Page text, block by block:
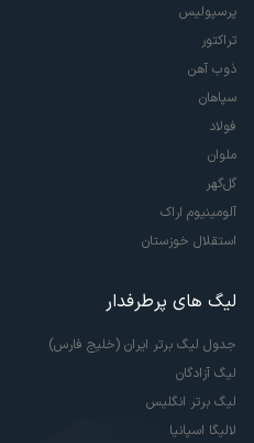
پرسپولیس
تراکتور
ذوب آهن
سپاهان
فولاد
ملوان
گل‌گهر
آلومینیوم اراک
استقلال خوزستان
لیگ های پرطرفدار
جدول لیگ برتر ایران (خلیج فارس)
لیگ آزادگان
لیگ برتر انگلیس
لالیگا اسپانیا